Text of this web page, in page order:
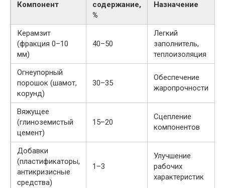
Компонент
содержание,
%
Назначение
Керамзит
(фракция 0–10
мм)
40–50
Легкий
заполнитель,
теплоизоляция
Огнеупорный
порошок (шамот,
корунд)
30–35
Обеспечение
жаропрочности
Вяжущее
(глиноземистый
цемент)
15–20
Сцепление
компонентов
Добавки
(пластификаторы,
антикризисные
средства)
1–3
Улучшение
рабочих
характеристик